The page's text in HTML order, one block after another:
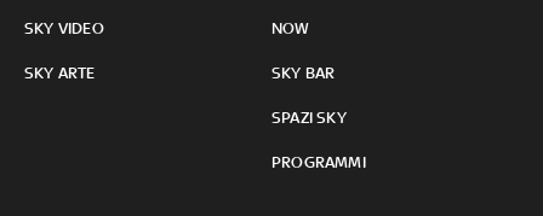
SKY VIDEO
SKY ARTE
NOW
SKY BAR
SPAZI SKY
PROGRAMMI